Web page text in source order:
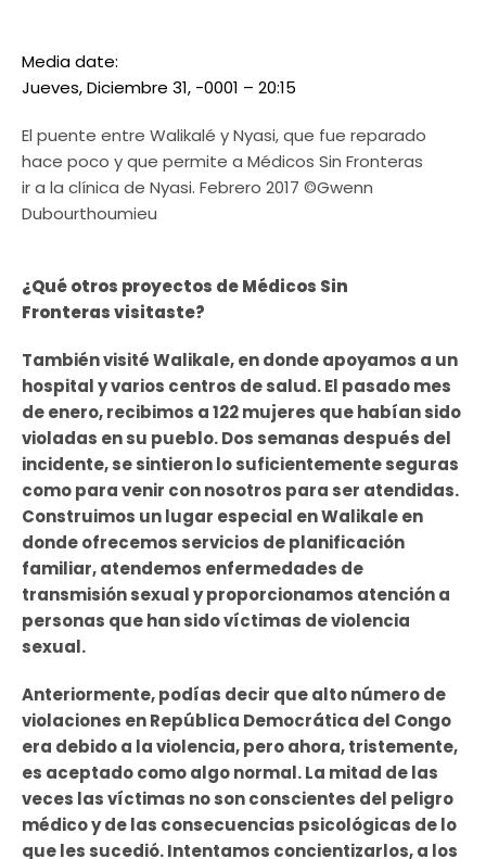
Media date:
Jueves, Diciembre 31, -0001 – 20:15
El puente entre Walikalé y Nyasi, que fue reparado
hace poco y que permite a Médicos Sin Fronteras
ir a la clínica de Nyasi. Febrero 2017 ©Gwenn
Dubourthoumieu
¿Qué otros proyectos de Médicos Sin
Fronteras visitaste?
También visité Walikale, en donde apoyamos a un
hospital y varios centros de salud. El pasado mes
de enero, recibimos a 122 mujeres que habían sido
violadas en su pueblo. Dos semanas después del
incidente, se sintieron lo suficientemente seguras
como para venir con nosotros para ser atendidas.
Construimos un lugar especial en Walikale en
donde ofrecemos servicios de planificación
familiar, atendemos enfermedades de
transmisión sexual y proporcionamos atención a
personas que han sido víctimas de violencia
sexual.
Anteriormente, podías decir que alto número de
violaciones en República Democrática del Congo
era debido a la violencia, pero ahora, tristemente,
es aceptado como algo normal. La mitad de las
veces las víctimas no son conscientes del peligro
médico y de las consecuencias psicológicas de lo
que les sucedió. Intentamos concientizarlos, a los